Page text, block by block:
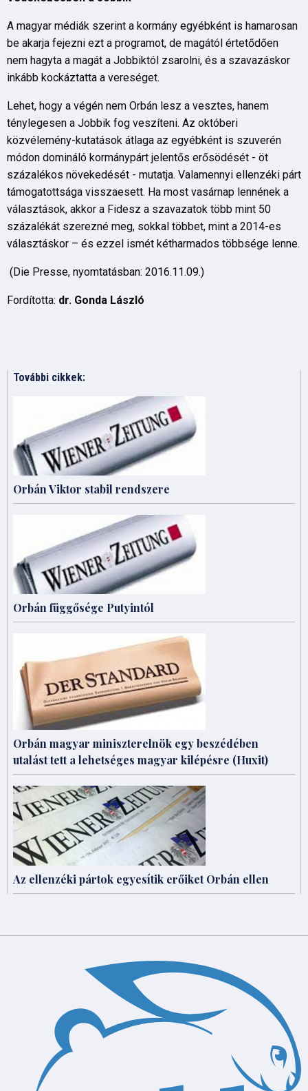
A magyar médiák szerint a kormány egyébként is hamarosan
be akarja fejezni ezt a programot, de magától értetődően
nem hagyta a magát a Jobbiktól zsarolni, és a szavazáskor
inkább kockáztatta a vereséget.
Lehet, hogy a végén nem Orbán lesz a vesztes, hanem
ténylegesen a Jobbik fog veszíteni. Az októberi
közvélemény-kutatások átlaga az egyébként is szuverén
módon domináló kormánypárt jelentős erősödését - öt
százalékos növekedését - mutatja. Valamennyi ellenzéki párt
támogatottsága visszaesett. Ha most vasárnap lennének a
választások, akkor a Fidesz a szavazatok több mint 50
százalékát szerezné meg, sokkal többet, mint a 2014-es
választáskor – és ezzel ismét kétharmados többsége lenne.
(Die Presse, nyomtatásban: 2016.11.09.)
Fordította: dr. Gonda László
További cikkek:
Orbán Viktor stabil rendszere
Orbán függősége Putyintól
Orbán magyar miniszterelnök egy beszédében
utalást tett a lehetséges magyar kilépésre (Huxit)
Az ellenzéki pártok egyesítik erőiket Orbán ellen